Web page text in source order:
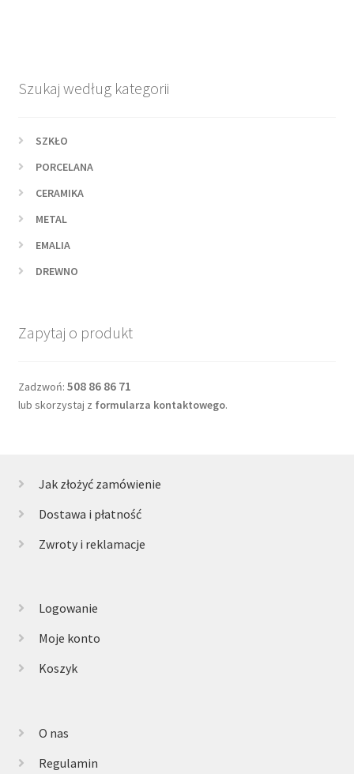
Szukaj według kategorii
SZKŁO
PORCELANA
CERAMIKA
METAL
EMALIA
DREWNO
Zapytaj o produkt
Zadzwoń: 508 86 86 71
lub skorzystaj z formularza kontaktowego.
Jak złożyć zamówienie
Dostawa i płatność
Zwroty i reklamacje
Logowanie
Moje konto
Koszyk
O nas
Regulamin